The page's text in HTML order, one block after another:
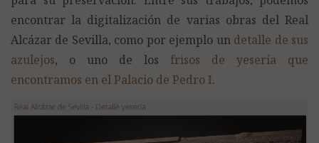
encontrar la digitalización de varias obras del Real
Alcázar de Sevilla, como por ejemplo un detalle de sus
azulejos, o uno de los frisos de yesería que
encontramos en el Palacio de Pedro I.